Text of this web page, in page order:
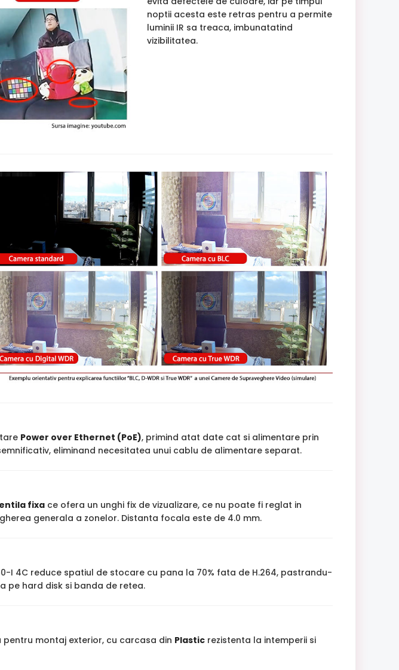
noptii acesta este retras pentru a permite
luminii IR sa treaca, imbunatatind
vizibilitatea.
Power over Ethernet (PoE), primind atat date cat si alimentare prin
eliminand necesitatea unui cablu de alimentare separat.
fixa ce ofera un unghi fix de vizualizare, ce nu poate fi reglat in
generala a zonelor. Distanta focala este de 4.0 mm.
I 4C reduce spatiul de stocare cu pana la 70% fata de H.264, pastrandu-
pe hard disk si banda de retea.
pentru montaj exterior, cu carcasa din Plastic rezistenta la intemperii si